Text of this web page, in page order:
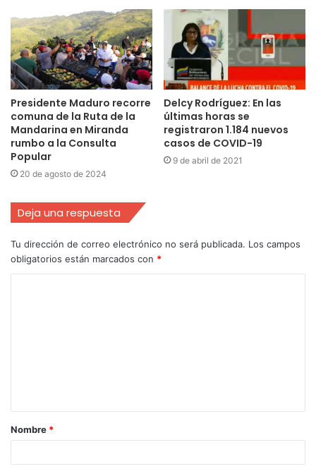
Presidente Maduro recorre
comuna de la Ruta de la
Mandarina en Miranda
rumbo a la Consulta
Popular
20 de agosto de 2024
Delcy Rodríguez: En las
últimas horas se
registraron 1.184 nuevos
casos de COVID-19
9 de abril de 2021
Deja una respuesta
Tu dirección de correo electrónico no será publicada. Los campos
obligatorios están marcados con *
Nombre *